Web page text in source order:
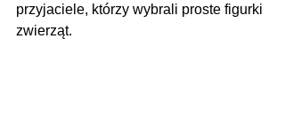
przyjaciele, którzy wybrali proste figurki
zwierząt.